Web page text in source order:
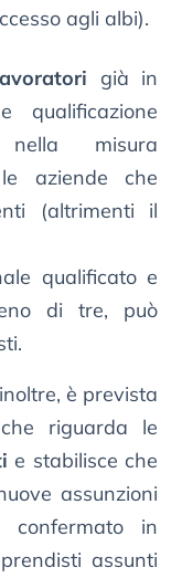
agli albi).
già in
qualificazione
misura
aziende che
(altrimenti il
qualificato e
di tre, può
è prevista
riguarda le
e stabilisce che
assunzioni
in
assunti